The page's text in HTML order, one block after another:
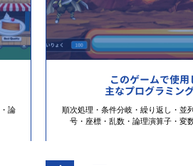
論
このゲームで使用
主なプログラミン
順次処理・条件分岐・繰り返し・並
号・座標・乱数・論理演算子・変